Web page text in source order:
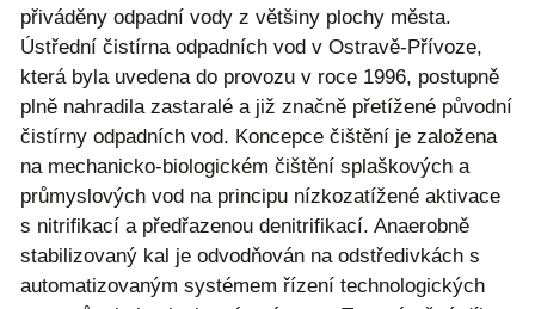
přiváděny odpadní vody z většiny plochy města.
Ústřední čistírna odpadních vod v Ostravě-Přívoze,
která byla uvedena do provozu v roce 1996, postupně
plně nahradila zastaralé a již značně přetížené původní
čistírny odpadních vod. Koncepce čištění je založena
na mechanicko-biologickém čištění splaškových a
průmyslových vod na principu nízkozatížené aktivace
s nitrifikací a předřazenou denitrifikací. Anaerobně
stabilizovaný kal je odvodňován na odstředivkách s
automatizovaným systémem řízení technologických